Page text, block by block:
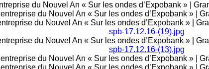
spb-17.12.16-(19).jpg
spb-17.12.16-(13).jpg